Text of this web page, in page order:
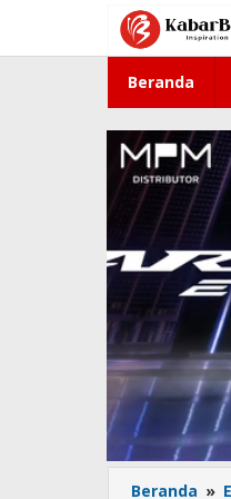
konten
Beranda
Beranda »